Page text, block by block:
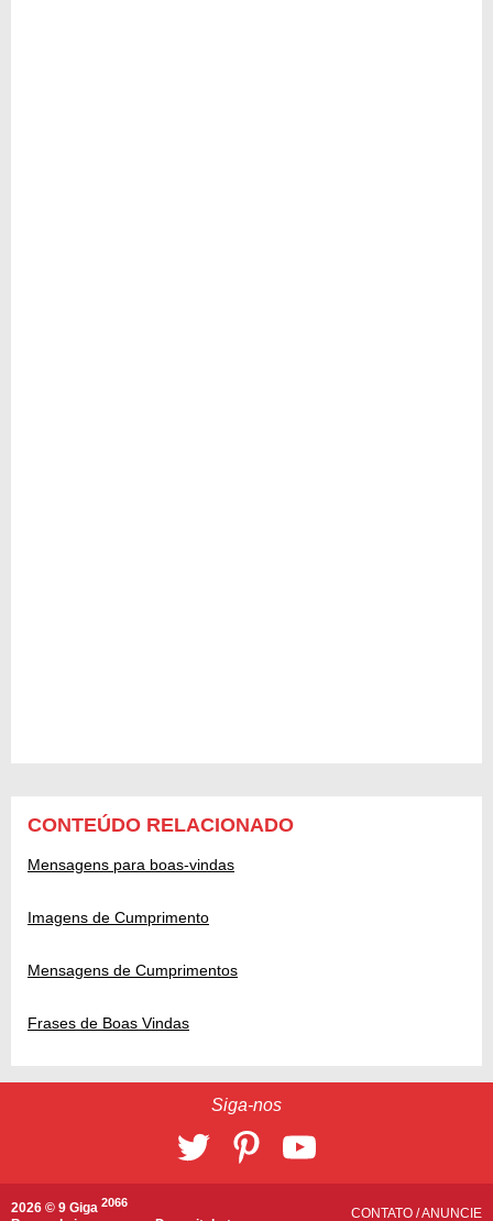
CONTEÚDO RELACIONADO
Mensagens para boas-vindas
Imagens de Cumprimento
Mensagens de Cumprimentos
Frases de Boas Vindas
Siga-nos
2026 © 9 Giga 2066
CONTATO /ANUNCIE